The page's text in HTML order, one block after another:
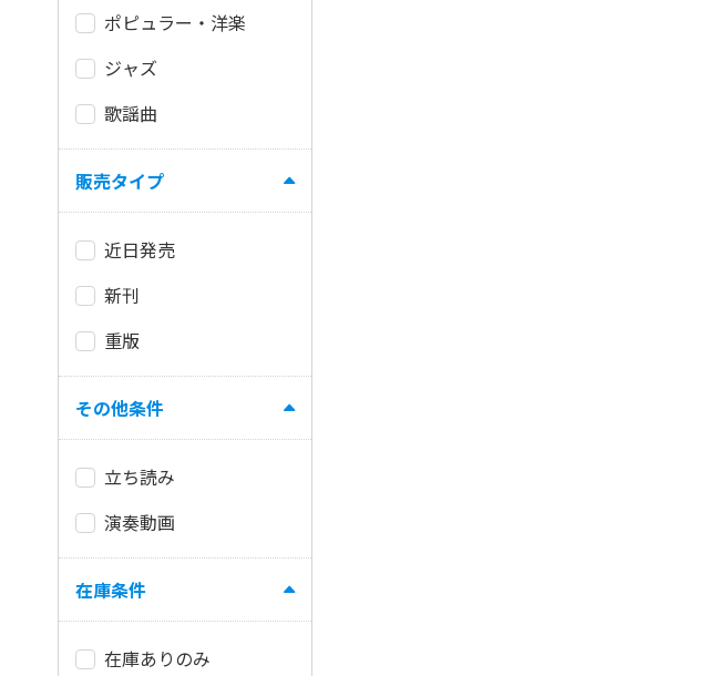
ポピュラー・洋楽
ジャズ
歌謡曲
販売タイプ
近日発売
新刊
重版
その他条件
立ち読み
演奏動画
在庫条件
在庫ありのみ